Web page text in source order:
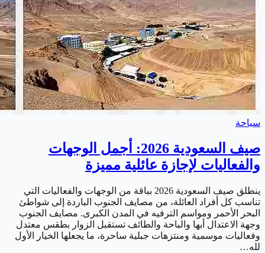
سياحة
صيف السعودية 2026: أجمل الوجهات
والفعاليات لإجازة عائلية مميزة
ينطلق صيف السعودية 2026 بباقة من الوجهات والفعاليات التي
تناسب كل أفراد العائلة، من مصايف الجنوب الباردة إلى شواطئ
البحر الأحمر ومواسم الترفيه في المدن الكبرى. مصايف الجنوب
وجهة الاعتدال أبها والباحة والطائف تستقبل الزوار بطقس معتدل
وفعاليات موسمية ومنتزهات جبلية ساحرة، ما يجعلها الخيار الأول
لله…